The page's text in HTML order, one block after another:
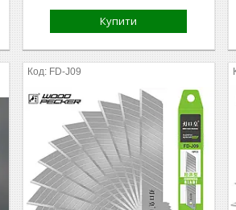
Купити
FD-J09